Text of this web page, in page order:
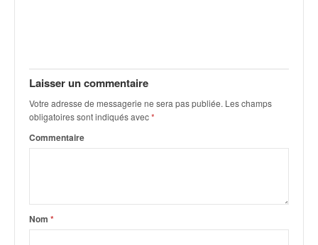
Laisser un commentaire
Votre adresse de messagerie ne sera pas publiée. Les champs
obligatoires sont indiqués avec*
Commentaire
Nom *